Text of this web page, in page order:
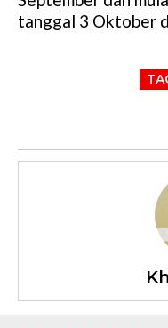
tanggal 3 Oktober